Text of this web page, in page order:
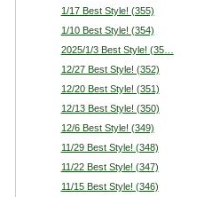
1/17 Best Style! (355)
1/10 Best Style! (354)
2025/1/3 Best Style! (35…
12/27 Best Style! (352)
12/20 Best Style! (351)
12/13 Best Style! (350)
12/6 Best Style! (349)
11/29 Best Style! (348)
11/22 Best Style! (347)
11/15 Best Style! (346)